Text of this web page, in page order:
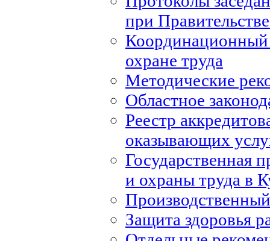
при
Координационный
охране труда
Методические
Областное
Реестр
оказывающих
Государственная
и охраны труда в
Защита здоровья